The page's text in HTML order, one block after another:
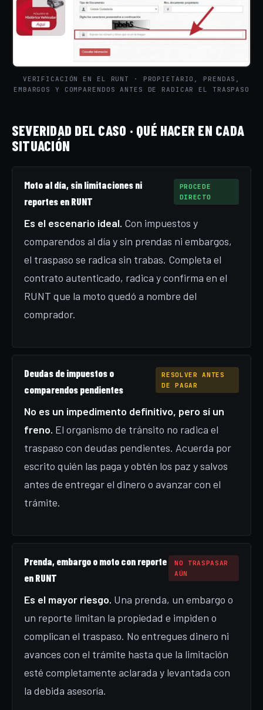
VERIFICACIÓN EN EL RUNT · PROPIETARIO, PRENDAS,
EMBARGOS Y COMPARENDOS ANTES DE RADICAR EL TRASPASO
SEVERIDAD DEL CASO · QUÉ HACER EN CADA
SITUACIÓN
Moto al día, sin limitaciones ni
reportes en RUNT
PROCEDE
DIRECTO
Es el escenario ideal. Con impuestos y
comparendos al día y sin prendas ni embargos,
el traspaso se radica sin trabas. Completa el
contrato autenticado, radica y confirma en el
RUNT que la moto quedó a nombre del
comprador.
Deudas de impuestos o
comparendos pendientes
RESOLVER ANTES
DE PAGAR
No es un impedimento definitivo, pero sí un
freno. El organismo de tránsito no radica el
traspaso con deudas pendientes. Acuerda por
escrito quién las paga y obtén los paz y salvos
antes de entregar el dinero o avanzar con el
trámite.
Prenda, embargo o moto con reporte
en RUNT
NO TRASPASAR
AÚN
Es el mayor riesgo. Una prenda, un embargo o
un reporte limitan la propiedad e impiden o
complican el traspaso. No entregues dinero ni
avances con el trámite hasta que la limitación
esté completamente aclarada y levantada con
la debida asesoría.